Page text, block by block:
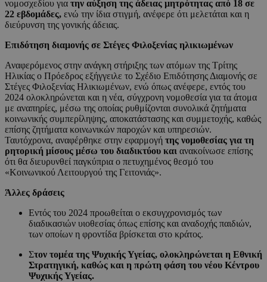
νομοσχεδίου για την αύξηση της άδειας μητρότητας από 18 σε
22 εβδομάδες, ενώ την ίδια στιγμή, ανέφερε ότι μελετάται και η
διεύρυνση της γονικής άδειας.
Επιδότηση διαμονής σε Στέγες Φιλοξενίας ηλικιωμένων
Αναφερόμενος στην ανάγκη στήριξης των ατόμων της Τρίτης
Ηλικίας ο Πρόεδρος εξήγγειλε το Σχέδιο Επιδότησης Διαμονής σε
Στέγες Φιλοξενίας Ηλικιωμένων, ενώ όπως ανέφερε, εντός του
2024 ολοκληρώνεται και η νέα, σύγχρονη νομοθεσία για τα άτομα
με αναπηρίες, μέσω της οποίας ρυθμίζονται συνολικά ζητήματα
κοινωνικής συμπερίληψης, αποκατάστασης και συμμετοχής, καθώς
επίσης ζητήματα κοινωνικών παροχών και υπηρεσιών.
Ταυτόχρονα, αναφέρθηκε στην εφαρμογή της νομοθεσίας για τη
ρητορική μίσους μέσω του διαδικτύου και ανακοίνωσε επίσης
ότι θα διευρυνθεί παγκύπρια ο πετυχημένος θεσμό του
«Κοινωνικού Λειτουργού της Γειτονιάς».
Άλλες δράσεις
Εντός του 2024 προωθείται ο εκσυγχρονισμός των
διαδικασιών υιοθεσίας όπως επίσης και αναδοχής παιδιών,
των οποίων η φροντίδα βρίσκεται στο κράτος.
Στον τομέα της Ψυχικής Υγείας, ολοκληρώνεται η Εθνική
Στρατηγική, καθώς και η πρώτη φάση του νέου Κέντρου
Ψυχικής Υγείας.